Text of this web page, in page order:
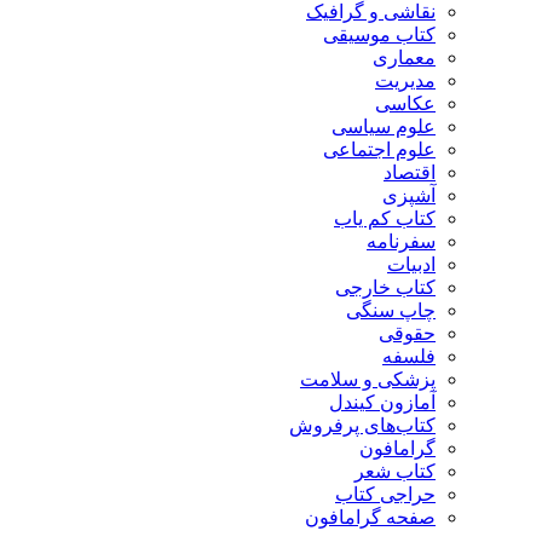
نقاشی و گرافیک
کتاب موسیقی
معماری
مدیریت
عکاسی
علوم سیاسی
علوم اجتماعی
اقتصاد
آشپزی
کتاب کم یاب
سفرنامه
ادبیات
کتاب خارجی
چاپ سنگی
حقوقی
فلسفه
پزشکی و سلامت
آمازون کیندل
کتاب‌های پرفروش
گرامافون
کتاب شعر
حراجی کتاب
صفحه گرامافون